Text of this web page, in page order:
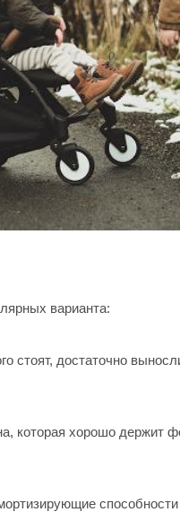
варианта:
стоят, достаточно
которая хорошо держит